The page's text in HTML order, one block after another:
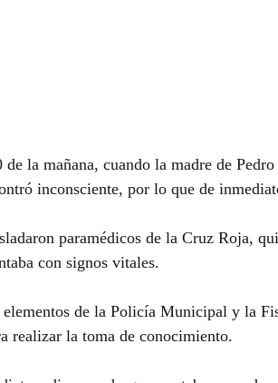
la mañana, cuando la madre de
inconsciente, por lo que de
paramédicos de la Cruz Roja,
con signos vitales.
de la Policía Municipal y la
realizar la toma de conocimiento.